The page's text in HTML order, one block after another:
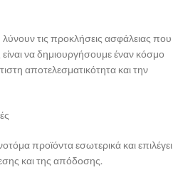
τις προκλήσεις ασφάλειας που
να δημιουργήσουμε έναν κόσμο
αποτελεσματικότητα και την
προϊόντα εσωτερικά και επιλέγει
και της απόδοσης.